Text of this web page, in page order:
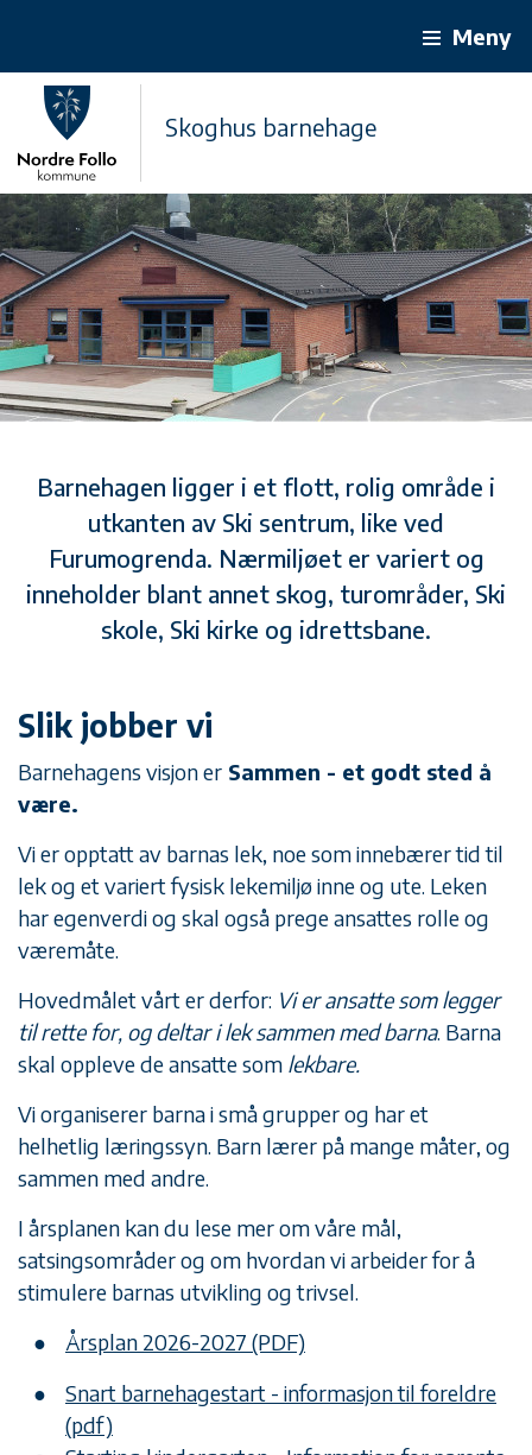
Meny
Skoghus barnehage
Barnehagen ligger i et flott, rolig område i
utkanten av Ski sentrum, like ved
Furumogrenda. Nærmiljøet er variert og
inneholder blant annet skog, turområder, Ski
skole, Ski kirke og idrettsbane.
Slik jobber vi
Barnehagens visjon er Sammen - et godt sted å
være.
Vi er opptatt av barnas lek, noe som innebærer tid til
lek og et variert fysisk lekemiljø inne og ute. Leken
har egenverdi og skal også prege ansattes rolle og
væremåte.
Hovedmålet vårt er derfor: Vi er ansatte som legger
til rette for, og deltar i lek sammen med barna. Barna
skal oppleve de ansatte som lekbare.
Vi organiserer barna i små grupper og har et
helhetlig læringssyn. Barn lærer på mange måter, og
sammen med andre.
I årsplanen kan du lese mer om våre mål,
satsingsområder og om hvordan vi arbeider for å
stimulere barnas utvikling og trivsel.
Årsplan 2026-2027 (PDF)
Snart barnehagestart - informasjon til foreldre
(pdf)